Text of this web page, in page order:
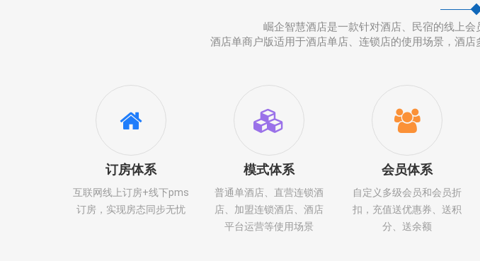
崛企智慧酒店是一款针对酒店、民宿的线上
酒店单商户版适用于酒店单店、连锁店的使用场景，酒
订房体系
互联网线上订房+线下pms
订房，实现房态同步无忧
模式体系
普通单酒店、直营连锁酒
店、加盟连锁酒店、酒店
平台运营等使用场景
会员体系
自定义多级会员和会员折
扣，充值送优惠券、送积
分、送余额